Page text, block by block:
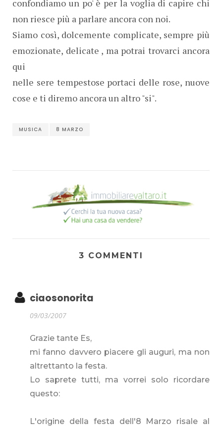
confondiamo un po' è per la voglia di capire chi
non riesce più a parlare ancora con noi.
Siamo così, dolcemente complicate, sempre più
emozionate, delicate , ma potrai trovarci ancora
qui
nelle sere tempestose portaci delle rose, nuove
cose e ti diremo ancora un altro "si".
MUSICA 8 MARZO
3 COMMENTI
ciaosonorita
09/03/2007
Grazie tante Es,
mi fanno davvero piacere gli auguri, ma non
altrettanto la festa.
Lo saprete tutti, ma vorrei solo ricordare
questo:
L'origine della festa dell'8 Marzo risale al